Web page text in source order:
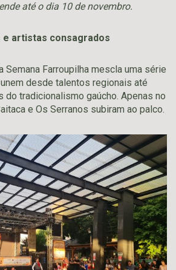
até o dia 10 de novembro.
artistas consagrados
Semana Farroupilha mescla uma série
desde talentos regionais até
do tradicionalismo gaúcho. Apenas no
e Os Serranos subiram ao palco.